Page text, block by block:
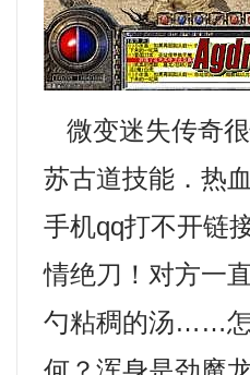
微变迷失传奇
苏古道技能．热
手机qq打不开链
情绝刀！对方一
勺粘稠的汤……怎